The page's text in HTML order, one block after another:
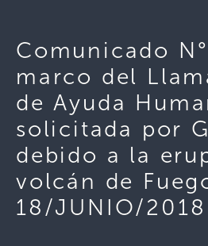
Comunicado
marco del
de Ayuda
solicitada por
debido a la
volcán de
18/JUNIO/2018